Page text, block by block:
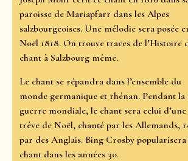
paroisse de Mariapfarr dans les Alpes
salzbourgeoises. Une mélodie sera posée
Noël 1818. On trouve traces de l’Histoire
chant à Salzbourg même.
Le chant se répandra dans l’ensemble du
monde germanique et rhénan. Pendant la
guerre mondiale, le chant sera celui d’une
trêve de Noël, chanté par les Allemands,
par des Anglais. Bing Crosby popularisera
chant dans les années 30.